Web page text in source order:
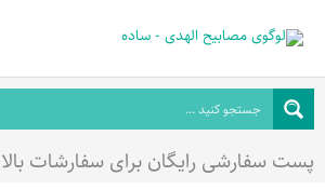
محتوا
پست سفارشی رایگان برای سفارشات بالای ۳۰۰.۰۰۰